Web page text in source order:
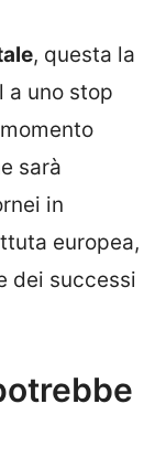
, questa la
a uno stop
sarà
in
europea,
dei successi